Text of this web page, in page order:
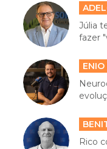
Júlia
fazer
ENIO
Rico